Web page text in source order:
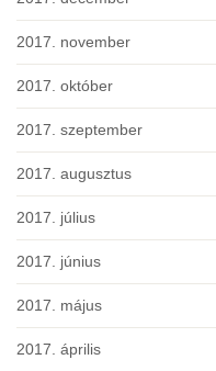
2017. november
2017. október
2017. szeptember
2017. augusztus
2017. július
2017. június
2017. május
2017. április